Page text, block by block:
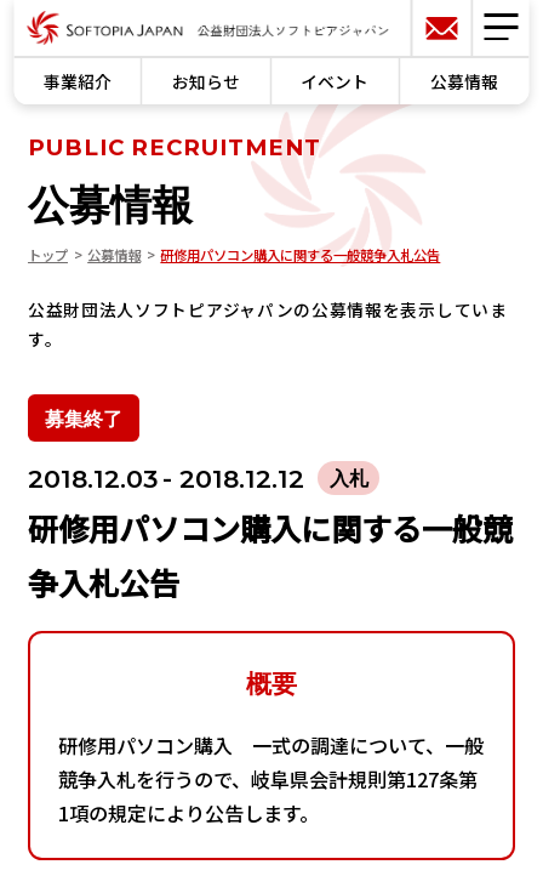
事業紹介 お知らせ イベント 公募情報
PUBLIC RECRUITMENT
公募情報
トップ 公募情報 研修用パソコン購入に関する一般競争入札公告
公益財団法人ソフトピアジャパンの公募情報を表示していま
す。
募集終了
2018.12.03 - 2018.12.12 入札
研修用パソコン購入に関する一般競
争入札公告
概要
研修用パソコン購入 一式の調達について、一般
競争入札を行うので、岐阜県会計規則第127条第
1項の規定により公告します。